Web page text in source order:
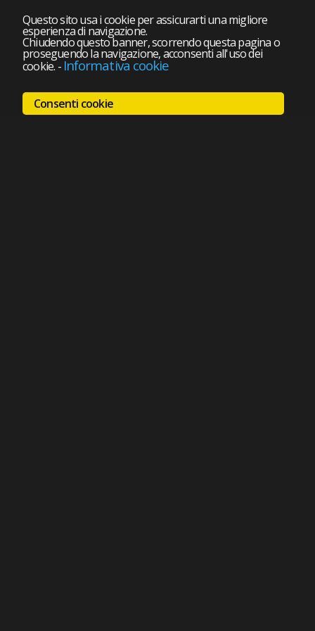
Questo sito usa i cookie per assicurarti una migliore
esperienza di navigazione.
Chiudendo questo banner, scorrendo questa pagina o
proseguendo la navigazione, acconsenti all'uso dei
cookie. - Informativa cookie
Consenti cookie